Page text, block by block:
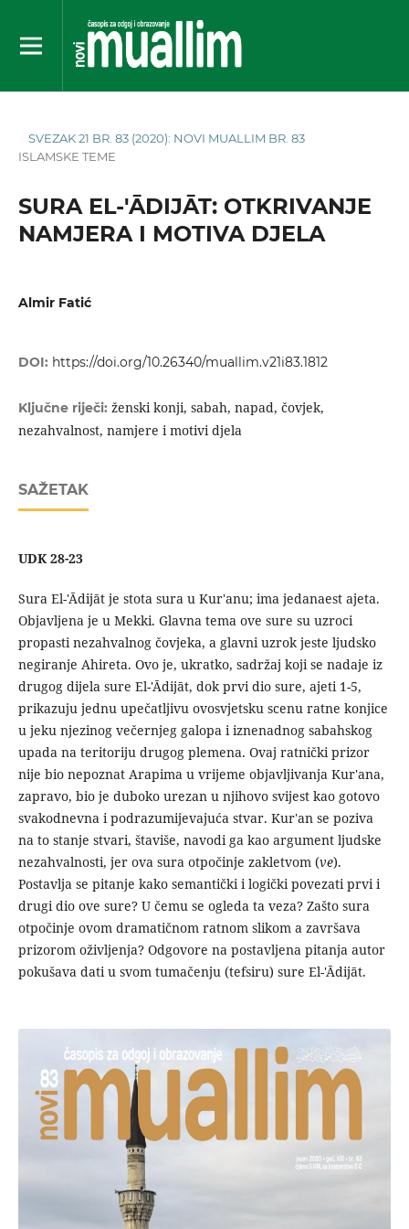
SVEZAK 21 BR. 83 (2020): NOVI MUALLIM BR. 83
ISLAMSKE TEME
SURA EL-'ĀDIJĀT: OTKRIVANJE
NAMJERA I MOTIVA DJELA
Almir Fatić
DOI: https://doi.org/10.26340/muallim.v21i83.1812
Ključne riječi: ženski konji, sabah, napad, čovjek,
nezahvalnost, namjere i motivi djela
SAŽETAK
UDK28-23
Sura El-'Ādijāt je stota sura u Kur'anu; ima jedanaest ajeta.
Objavljena je u Mekki. Glavna tema ove sure su uzroci
propasti nezahvalnog čovjeka, a glavni uzrok jeste ljudsko
negiranje Ahireta. Ovo je, ukratko, sadržaj koji se nadaje iz
drugog dijela sure El-'Ādijāt, dok prvi dio sure, ajeti 1-5,
prikazuju jednu upečatljivu ovosvjetsku scenu ratne konjice
u jeku njezinog večernjeg galopa i iznenadnog sabahskog
upada na teritoriju drugog plemena. Ovaj ratnički prizor
nije bio nepoznat Arapima u vrijeme objavljivanja Kur'ana,
zapravo, bio je duboko urezan u njihovo svijest kao gotovo
svakodnevna i podrazumijevajuća stvar. Kur'an se poziva
na to stanje stvari, štaviše, navodi ga kao argument ljudske
nezahvalnosti, jer ova sura otpočinje zakletvom (ve).
Postavlja se pitanje kako semantički i logički povezati prvi i
drugi dio ove sure? U čemu se ogleda ta veza? Zašto sura
otpočinje ovom dramatičnom ratnom slikom a završava
prizorom oživljenja? Odgovore na postavljena pitanja autor
pokušava dati u svom tumačenju (tefsiru) sure El-'Ādijāt.